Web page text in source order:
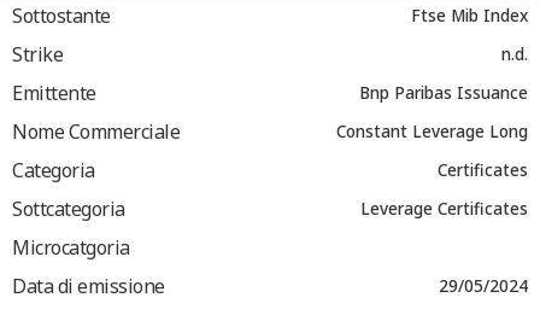
Sottostante
Ftse Mib Index
Strike n.d.
Emittente Bnp Paribas Issuance
Nome Commerciale Constant Leverage Long
Categoria Certificates
Sottcategoria Leverage Certificates
Microcatgoria
Data di emissione
29/05/2024